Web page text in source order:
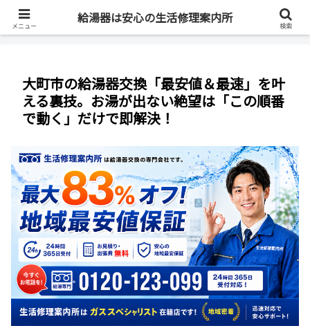
最短即日・全国対応・最大83%OFF
大町市の給湯器交換「最安値＆最速」を叶
える裏技。お湯が出ない絶望は「この順番
で動く」だけで即解決！
メニュー
給湯器は安心の生活修理案内所
検索